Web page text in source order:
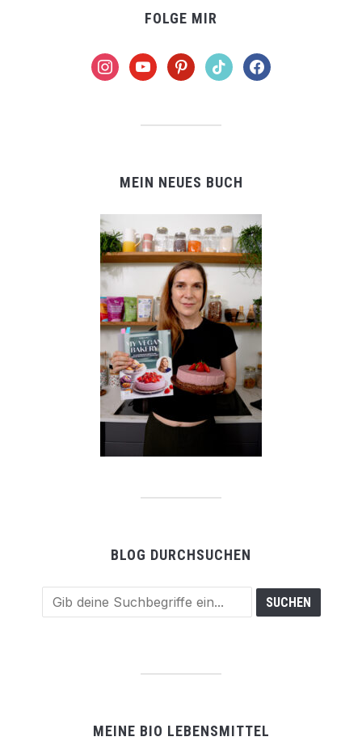
FOLGE MIR
instagramyoutubepinteresttiktok facebook
MEIN NEUES BUCH
BLOG DURCHSUCHEN
MEINE BIO LEBENSMITTEL